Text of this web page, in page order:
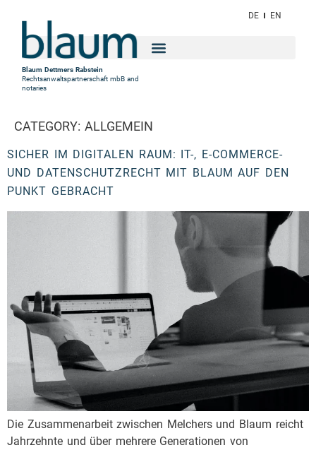
DE EN
Blaum Dettmers Rabstein
Rechtsanwaltspartnerschaft mbB and
notaries
CATEGORY: ALLGEMEIN
SICHER IM DIGITALEN RAUM: IT-, E-COMMERCE-
UND DATENSCHUTZRECHT MIT BLAUM AUF DEN
PUNKT GEBRACHT
Die Zusammenarbeit zwischen Melchers und Blaum reicht
Jahrzehnte und über mehrere Generationen von